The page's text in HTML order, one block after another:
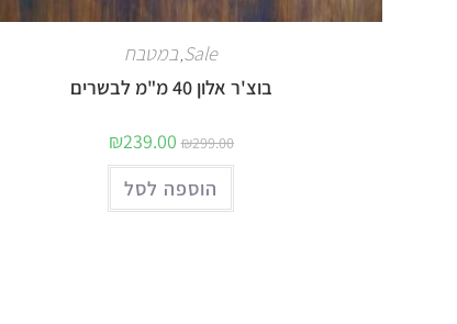
Sale במטבח
בוצ'ר אלון 40 מ"מ לבשרים
₪299.00
₪239.00
הוספה לסל